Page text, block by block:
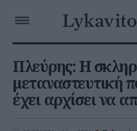
Πλεύρης: Η
μεταναστευτική
έχει αρχίσει να